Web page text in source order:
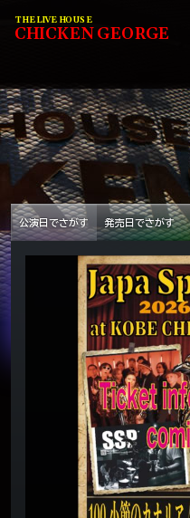
THE LIVE HOUSE
CHICKENGEORGE
公演日でさがす 発売日でさがす